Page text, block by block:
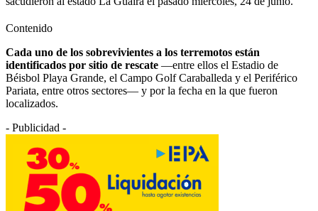
Contenido
Cada uno de los sobrevivientes a los terremotos están
identificados por sitio de rescate —entre ellos el Estadio de
Béisbol Playa Grande, el Campo Golf Caraballeda y el Periférico
Pariata, entre otros sectores— y por la fecha en la que fueron
localizados.
- Publicidad -